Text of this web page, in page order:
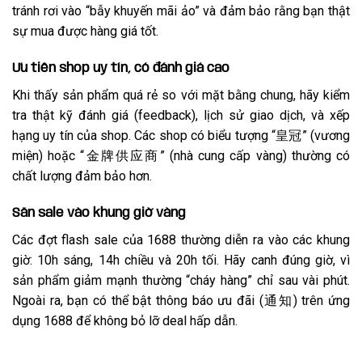
tránh rơi vào “bẫy khuyến mãi ảo” và đảm bảo rằng bạn thật
sự mua được hàng giá tốt.
Ưu tiên shop uy tín, có đánh giá cao
Khi thấy sản phẩm quá rẻ so với mặt bằng chung, hãy kiểm
tra thật kỹ đánh giá (feedback), lịch sử giao dịch, và xếp
hạng uy tín của shop. Các shop có biểu tượng “皇冠” (vương
miện) hoặc “金牌供应商” (nhà cung cấp vàng) thường có
chất lượng đảm bảo hơn.
Săn sale vào khung giờ vàng
Các đợt flash sale của 1688 thường diễn ra vào các khung
giờ: 10h sáng, 14h chiều và 20h tối. Hãy canh đúng giờ, vì
sản phẩm giảm mạnh thường “cháy hàng” chỉ sau vài phút.
Ngoài ra, bạn có thể bật thông báo ưu đãi (通知) trên ứng
dụng 1688 để không bỏ lỡ deal hấp dẫn.